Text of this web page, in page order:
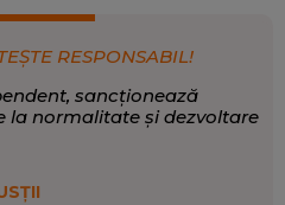
RESPONSABIL!
sancționează
la normalitate și dezvoltare